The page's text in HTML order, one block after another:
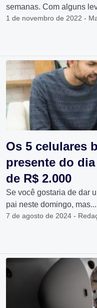
semanas. Com alguns
1 de novembro de 2022 -
Os 5 celulares
presente do
de R$ 2.000
Se você gostaria de dar
pai neste domingo, mas...
7 de agosto de 2024 -